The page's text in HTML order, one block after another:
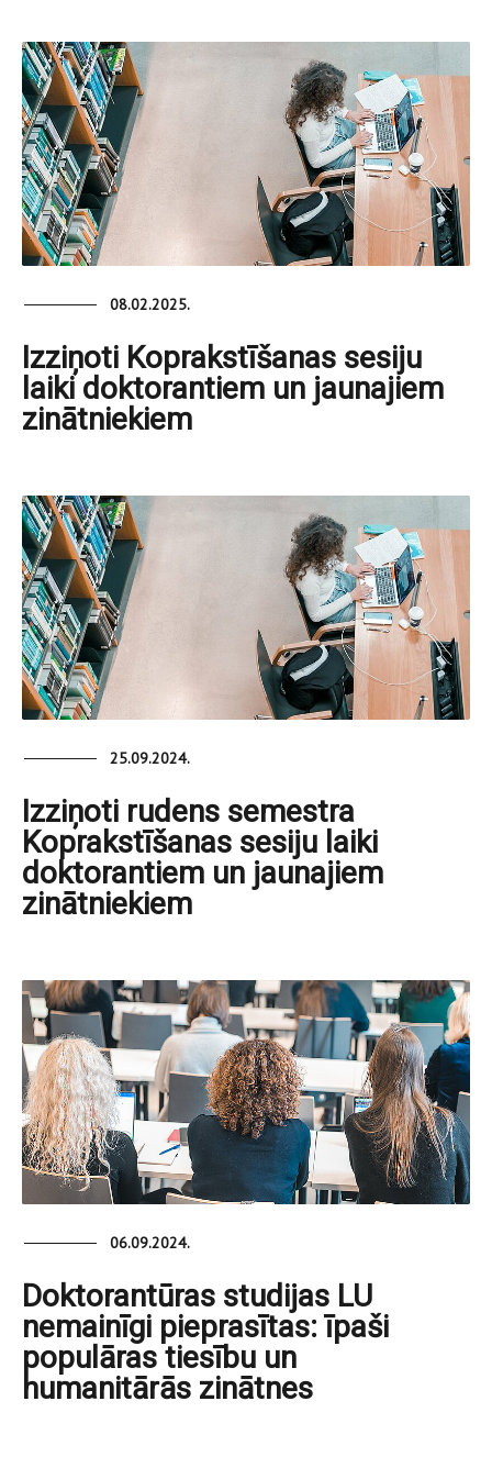
08.02.2025.
Izziņoti Koprakstīšanas sesiju
laiki doktorantiem un jaunajiem
zinātniekiem
25.09.2024.
Izziņoti rudens semestra
Koprakstīšanas sesiju laiki
doktorantiem un jaunajiem
zinātniekiem
06.09.2024.
Doktorantūras studijas LU
nemainīgi pieprasītas: īpaši
populāras tiesību un
humanitārās zinātnes